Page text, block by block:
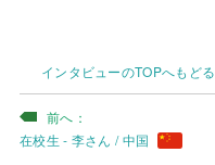
インタビューのTOPへもどる
在校生 - 李さん / 中国